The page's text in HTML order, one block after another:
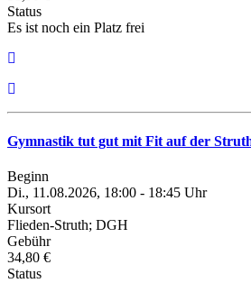
Status
Es ist noch ein Platz frei
Gymnastik tut gut mit Fit auf der
Beginn
Di., 11.08.2026, 18:00 - 18:45 Uhr
Kursort
Flieden-Struth; DGH
Gebühr
34,80 €
Status